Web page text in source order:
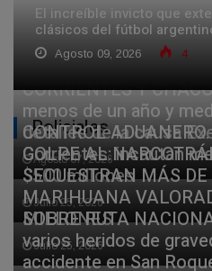
El increíble invicto que
clásicos del fútbol
Agosto 09, 2026 4
Policiales
CORRIENTES Y
menos de un año y
detalles de la causa
Agosto 07, 2026
CONTROL
Corrientes: incautan
$500 millones
Julio 25, 2026
GOLPE AL
SECUESTRAN MÁS
MARIHUANA
MILLONES
Julio 25, 2026
SOBRE RUTA
varios heridos de
accidente en San